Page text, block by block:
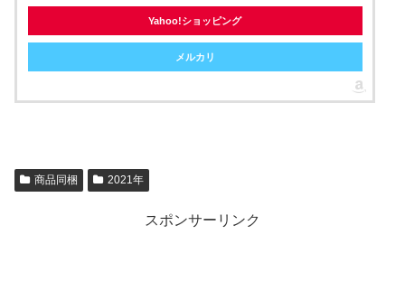
Yahoo!ショッピング
メルカリ
商品同梱 2021年
スポンサーリンク